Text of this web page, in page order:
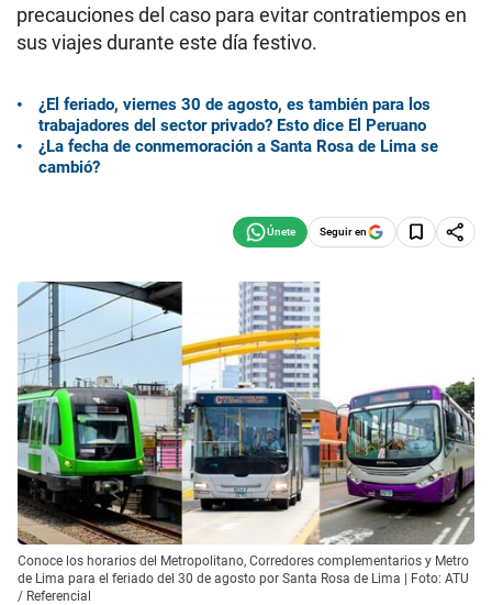
precauciones del caso para evitar contratiempos en
sus viajes durante este día festivo.
¿El feriado, viernes 30 de agosto, es también para los
trabajadores del sector privado? Esto dice El Peruano
¿La fecha de conmemoración a Santa Rosa de Lima se
cambió?
Seguir en
Conoce los horarios del Metropolitano, Corredores complementarios y Metro
de Lima para el feriado del 30 de agosto por Santa Rosa de Lima | Foto: ATU
/ Referencial